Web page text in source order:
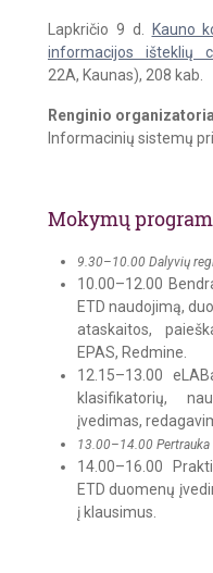
Lapkričio 9 d.
Kauno
informacijos išteklių
22A, Kaunas), 208 kab.
Renginio
Informacinių sistemų
Mokymų
9.30–10.00 Dalyvių
10.00–12.00
ETD naudojimą,
ataskaitos,
EPAS, Redmine.
12.15–13.00
klasifikatorių,
įvedimas,
13.00–14.00 Pertrauka
14.00–16.00
ETD duomenų
į klausimus.